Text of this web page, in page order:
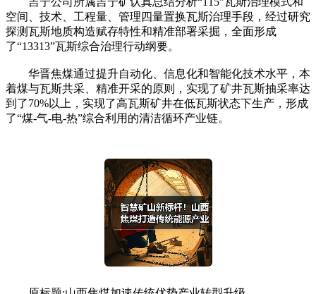
空间、技术、工程量、管理四量置换瓦斯治理手段，经过研究
探测瓦斯地质构造赋存特性和精准部署采掘，全面形成
了“13313”瓦斯综合治理行动纲要。
华晋焦煤通过提升自动化、信息化和智能化技术水平，本
着煤与瓦斯共采、精准开采的原则，实现了矿井瓦斯抽采率达
到了70%以上，实现了高瓦斯矿井在低瓦斯状态下生产，形成
了“煤-气-电-热”综合利用的清洁循环产业链。